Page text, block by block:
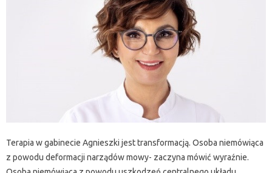
Terapia w gabinecie Agnieszki jest transformacją. Osoba niemówiąca
z powodu deformacji narządów mowy- zaczyna mówić wyraźnie.